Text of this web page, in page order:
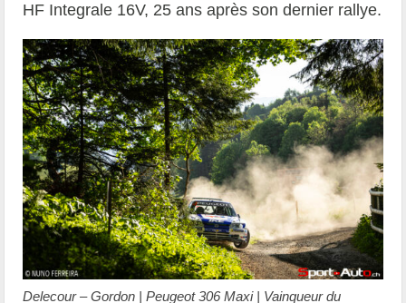
HF Integrale 16V, 25 ans après son dernier rallye.
Delecour – Gordon | Peugeot 306 Maxi | Vainqueur du